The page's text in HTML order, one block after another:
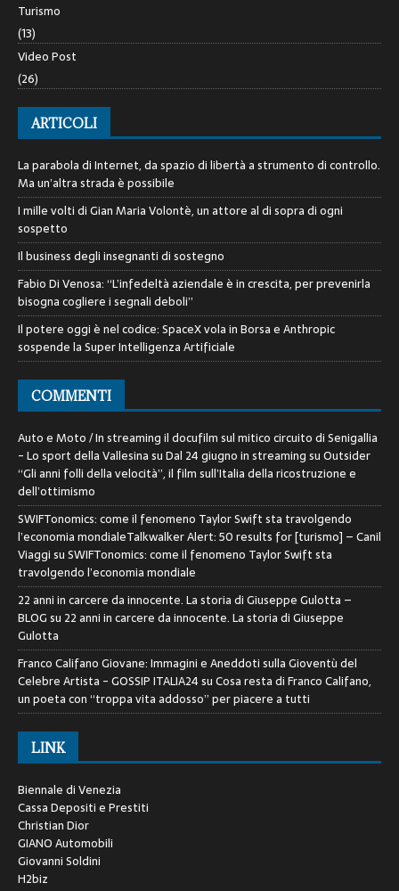
Turismo
(13)
Video Post
(26)
ARTICOLI
La parabola di Internet, da spazio di libertà a strumento di controllo.
Ma un’altra strada è possibile
I mille volti di Gian Maria Volontè, un attore al di sopra di ogni
sospetto
Il business degli insegnanti di sostegno
Fabio Di Venosa: “L’infedeltà aziendale è in crescita, per prevenirla
bisogna cogliere i segnali deboli”
Il potere oggi è nel codice: SpaceX vola in Borsa e Anthropic
sospende la Super Intelligenza Artificiale
COMMENTI
Auto e Moto / In streaming il docufilm sul mitico circuito di Senigallia
- Lo sport della VallesinasuDal 24 giugno in streaming su Outsider
“Gli anni folli della velocità”, il film sull’Italia della ricostruzione e
dell’ottimismo
SWIFTonomics: come il fenomeno Taylor Swift sta travolgendo
l’economia mondialeTalkwalker Alert: 50 results for [turismo] – Canil
ViaggisuSWIFTonomics: come il fenomeno Taylor Swift sta
travolgendo l’economia mondiale
22 anni in carcere da innocente. La storia di Giuseppe Gulotta –
BLOGsu 22 anni in carcere da innocente. La storia di Giuseppe
Gulotta
Franco Califano Giovane: Immagini e Aneddoti sulla Gioventù del
Celebre Artista - GOSSIP ITALIA24suCosa resta di Franco Califano,
un poeta con “troppa vita addosso” per piacere a tutti
LINK
Biennale di Venezia
Cassa Depositi e Prestiti
Christian Dior
GIANO Automobili
Giovanni Soldini
H2biz